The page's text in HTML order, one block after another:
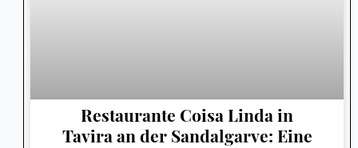
Restaurante Coisa Linda in
Tavira an der Sandalgarve: Eine